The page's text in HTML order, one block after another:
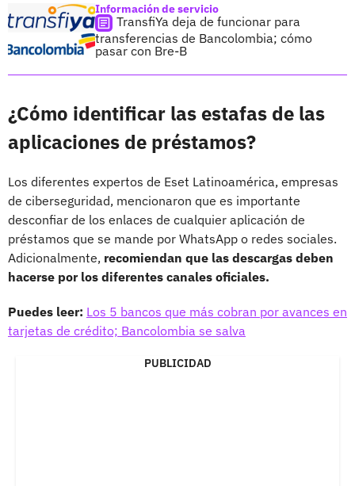
Información de servicio
TransfiYa deja de funcionar para
transferencias de Bancolombia; cómo
pasar con Bre-B
¿Cómo identificar las estafas de las
aplicaciones de préstamos?
Los diferentes expertos de Eset Latinoamérica, empresas
de ciberseguridad, mencionaron que es importante
desconfiar de los enlaces de cualquier aplicación de
préstamos que se mande por WhatsApp o redes sociales.
Adicionalmente, recomiendan que las descargas deben
hacerse por los diferentes canales oficiales.
Puedes leer: Los 5 bancos que más cobran por avances en
tarjetas de crédito; Bancolombia se salva
PUBLICIDAD